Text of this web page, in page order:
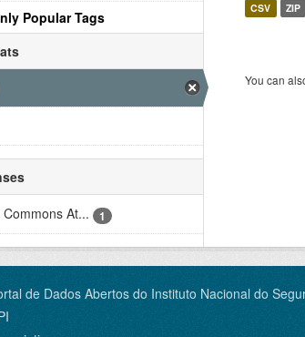
Popular Tags
At...
1
CSV ZIP
You can
de Dados Abertos do Instituto Nacional do